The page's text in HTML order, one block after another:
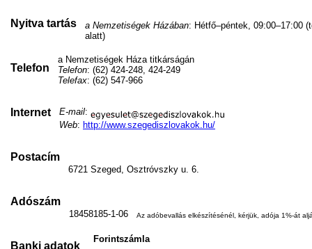
Nyitva tartás a Nemzetiségek Házában: Hétfő–péntek, 09:00–17:00
alatt)
Telefon
a Nemzetiségek Háza titkárságán
Telefon: (62) 424-248, 424-249
Telefax: (62) 547-966
Internet E-mail:
Web: http://www.szegediszlovakok.hu/
Postacím
6721 Szeged, Osztróvszky u. 6.
Adószám
18458185-1-06 Az adóbevallás elkészítésénél, kérjük, adója 1%-át
Banki adatok
Forintszámla